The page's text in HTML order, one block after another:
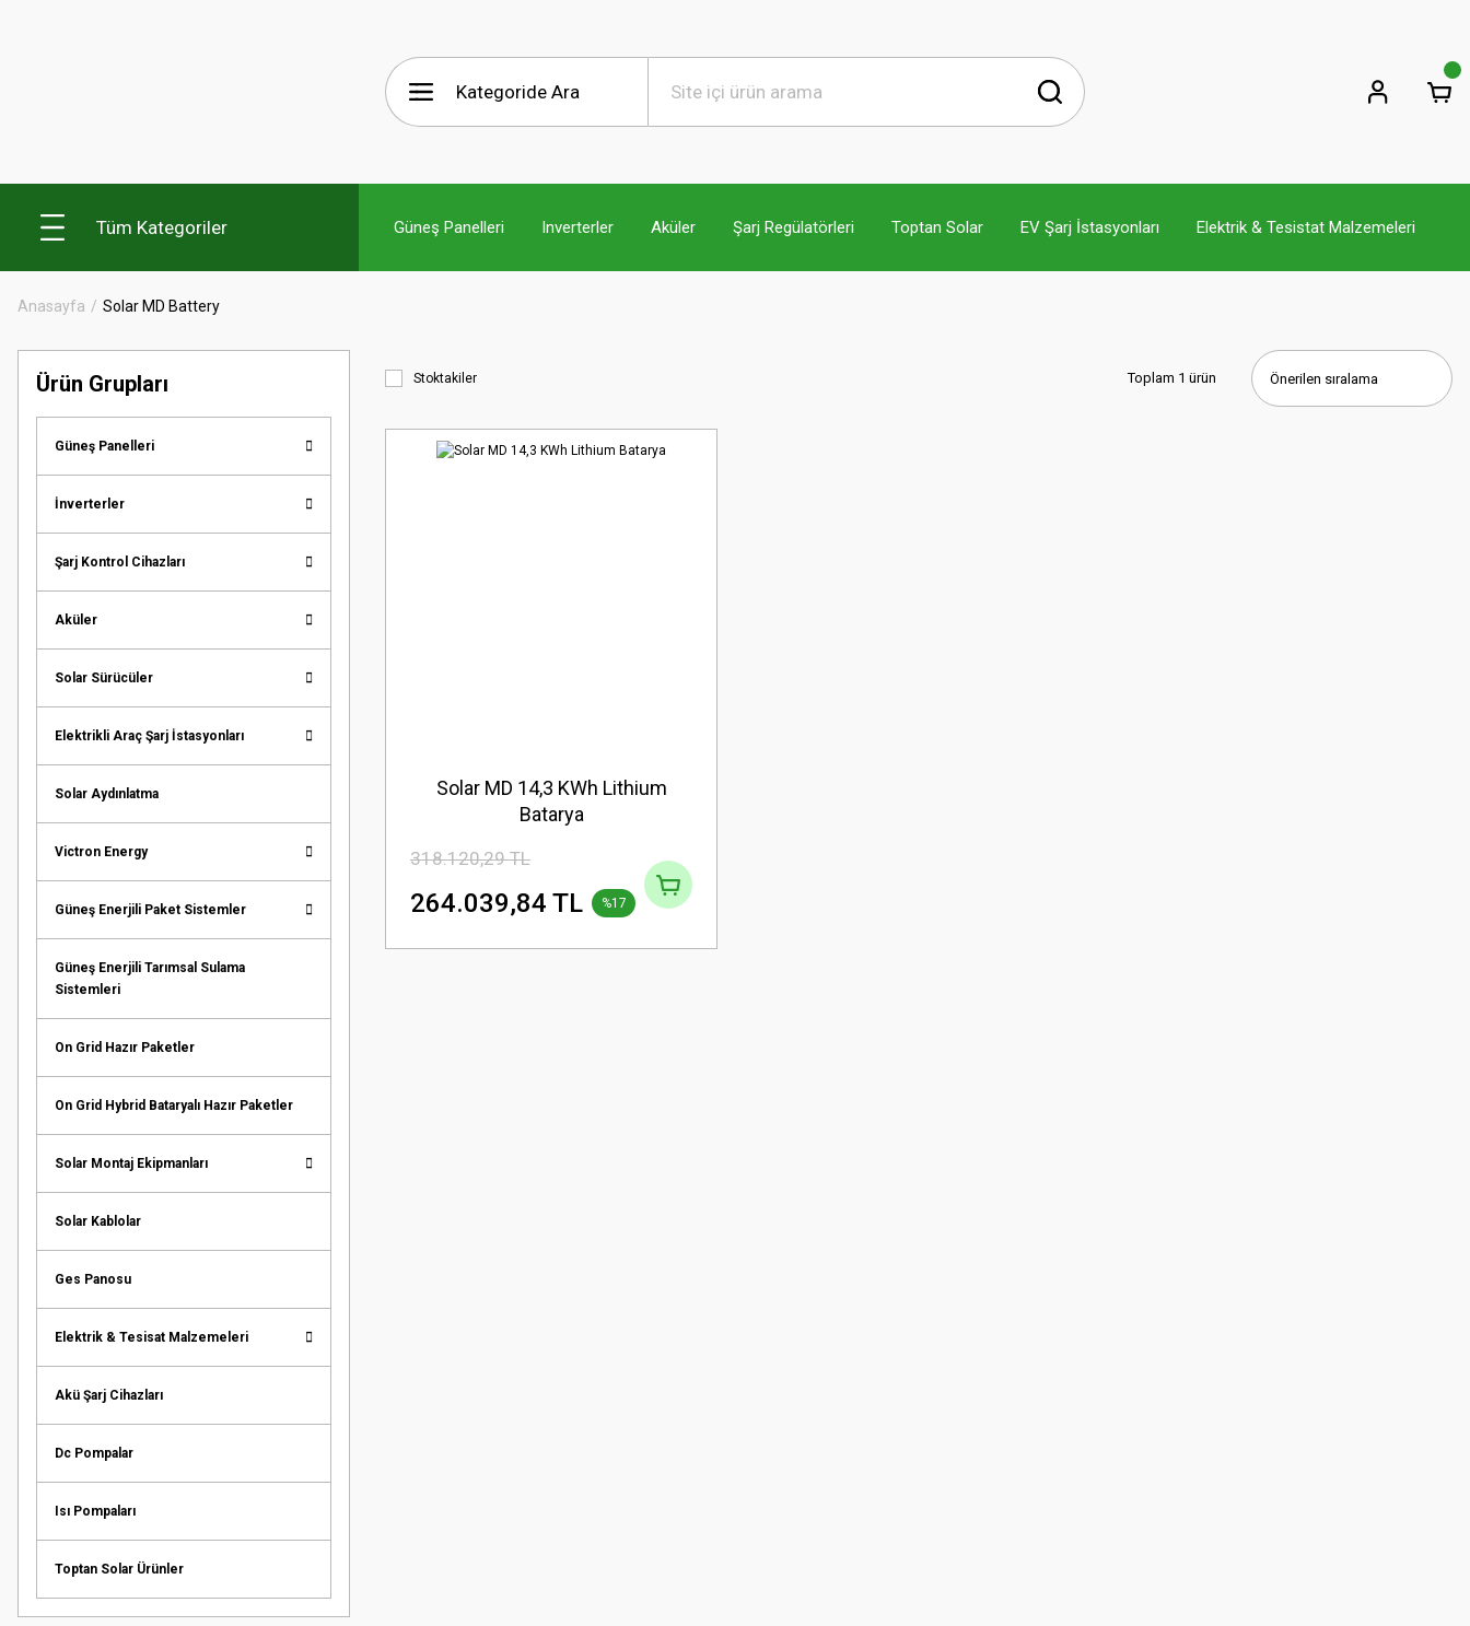
Tüm Kategoriler Güneş Panelleri Inverterler Aküler Şarj Regülatörleri Toptan Solar EV Şarj İstasyonları Elektrik & Tesistat Malzemeleri
Anasayfa Solar MD Battery
Ürün Grupları
Güneş Panelleri
İnverterler
Şarj Kontrol Cihazları
Aküler
Solar Sürücüler
Elektrikli Araç Şarj İstasyonları
Solar Aydınlatma
Victron Energy
Güneş Enerjili Paket Sistemler
Güneş Enerjili Tarımsal Sulama
Sistemleri
On Grid Hazır Paketler
On Grid Hybrid Bataryalı Hazır Paketler
Solar Montaj Ekipmanları
Solar Kablolar
Ges Panosu
Elektrik & Tesisat Malzemeleri
Akü Şarj Cihazları
Dc Pompalar
Isı Pompaları
Toptan Solar Ürünler
Stoktakiler Toplam 1 ürün
Solar MD 14,3 KWh Lithium
Batarya
318.120,29 TL
264.039,84 TL %17